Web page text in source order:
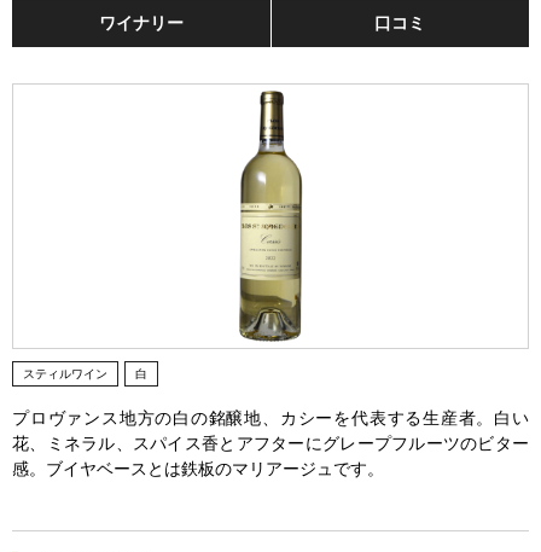
ワイナリー 口コミ
スティルワイン 白
プロヴァンス地方の白の銘醸地、カシーを代表する生産者。白い
花、ミネラル、スパイス香とアフターにグレープフルーツのビター
感。ブイヤベースとは鉄板のマリアージュです。